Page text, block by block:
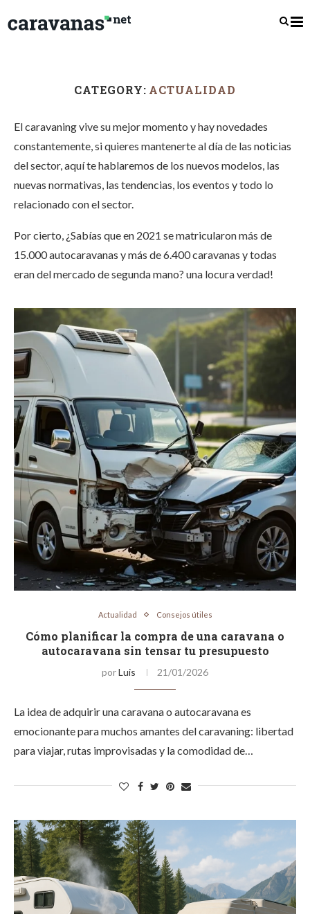
CATEGORY: ACTUALIDAD
El caravaning vive su mejor momento y hay novedades
constantemente, si quieres mantenerte al día de las noticias
del sector, aquí te hablaremos de los nuevos modelos, las
nuevas normativas, las tendencias, los eventos y todo lo
relacionado con el sector.
Por cierto, ¿Sabías que en 2021 se matricularon más de
15.000 autocaravanas y más de 6.400 caravanas y todas
eran del mercado de segunda mano? una locura verdad!
Actualidad Consejos útiles
Cómo planificar la compra de una caravana o
autocaravana sin tensar tu presupuesto
porLuis 21/01/2026
La idea de adquirir una caravana o autocaravana es
emocionante para muchos amantes del caravaning: libertad
para viajar, rutas improvisadas y la comodidad de…